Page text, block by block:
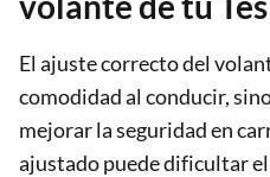
El ajuste correcto del
comodidad al conducir,
mejorar la seguridad en
ajustado puede dificultar